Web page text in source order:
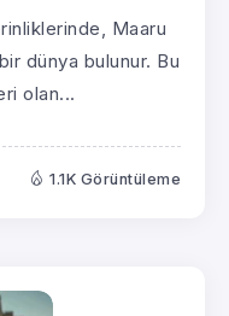
Maaru
dünya bulunur. Bu
olan...
1.1K Görüntüleme